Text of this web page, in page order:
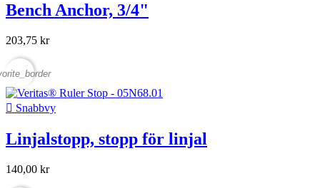
Bench Anchor, 3/4"
203,75 kr
 Snabbvy
Linjalstopp, stopp för linjal
140,00 kr